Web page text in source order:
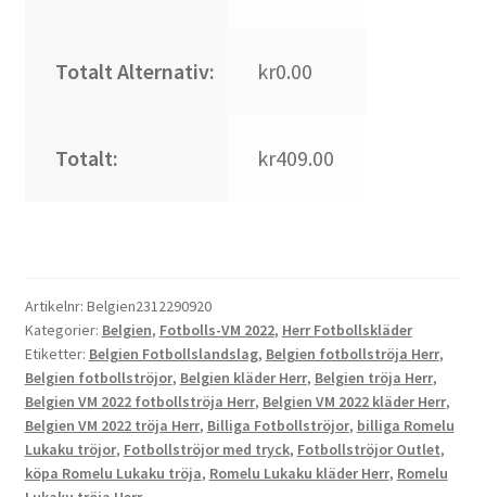
Totalt Alternativ: kr0.00
Totalt: kr409.00
Artikelnr: Belgien2312290920
Kategorier: Belgien, Fotbolls-VM 2022, Herr Fotbollskläder
Etiketter: Belgien Fotbollslandslag, Belgien fotbollströja Herr,
Belgien fotbollströjor, Belgien kläder Herr, Belgien tröja Herr,
Belgien VM 2022 fotbollströja Herr, Belgien VM 2022 kläder Herr,
Belgien VM 2022 tröja Herr, Billiga Fotbollströjor, billiga Romelu
Lukaku tröjor, Fotbollströjor med tryck, Fotbollströjor Outlet,
köpa Romelu Lukaku tröja, Romelu Lukaku kläder Herr, Romelu